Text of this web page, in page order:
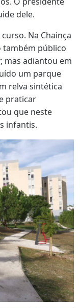
dele.
Na Chainça
também público
mas adiantou em
um parque
relva sintética
praticar
que neste
infantis.